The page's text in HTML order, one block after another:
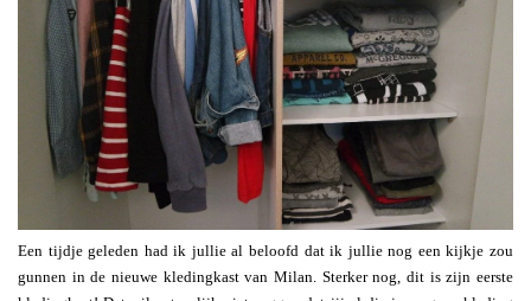
Een tijdje geleden had ik jullie al beloofd dat ik jullie nog een kijkje zou
gunnen in de nieuwe kledingkast van Milan. Sterker nog, dit is zijn eerste